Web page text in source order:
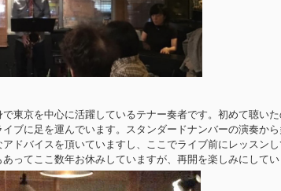
東京を中心に活躍しているテナー奏者です。初めて聴い
ブに足を運んでいます。スタンダードナンバーの演奏か
アドバイスを頂いていますし、ここでライブ前にレッスン
ってここ数年お休みしていますが、再開を楽しみにしてい